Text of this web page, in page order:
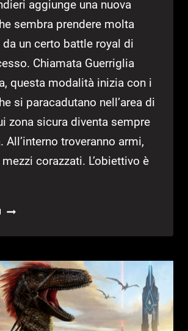
aggiunge una nuova
sembra prendere molta
un certo battle royal di
Chiamata Guerriglia
questa modalità inizia con i
si paracadutano nell’area di
zona sicura diventa sempre
All’interno troveranno armi,
corazzati. L’obiettivo è
GTA
ECCO
MODALITÀ
GUERRIGLIA
MOTORIZZATA